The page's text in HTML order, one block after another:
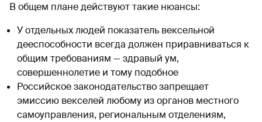
В общем плане действуют такие нюансы:
У отдельных людей показатель вексельной
дееспособности всегда должен приравниваться к
общим требованиям — здравый ум,
совершеннолетие и тому подобное
Российское законодательство запрещает
эмиссию векселей любому из органов местного
самоуправления, региональным отделениям,